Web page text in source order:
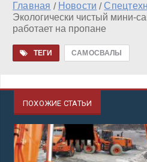
Главная / Новости /
Экологически чистый мини-
работает на пропане
ТЕГИ САМОСВАЛЫ
ПОХОЖИЕ СТАТЬИ